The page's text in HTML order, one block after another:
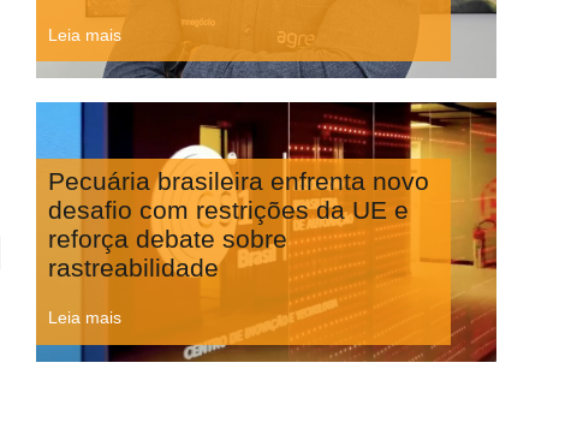
Leia mais
Pecuária brasileira enfrenta novo
desafio com restrições da UE e
reforça debate sobre
rastreabilidade
Leia mais